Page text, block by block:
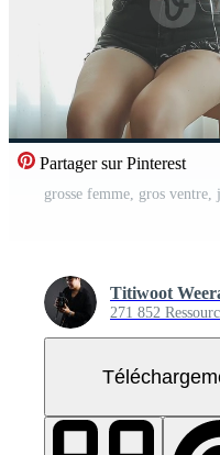
Partager sur Pinterest
Titiwoot
271 852